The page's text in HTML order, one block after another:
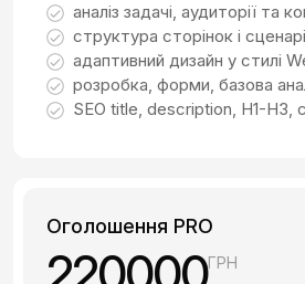
аналіз задачі, аудиторії та
структура сторінок і
адаптивний дизайн у стилі
розробка, форми, базова
SEO title, description, H1-H3,
Оголошення PRO
ГРН